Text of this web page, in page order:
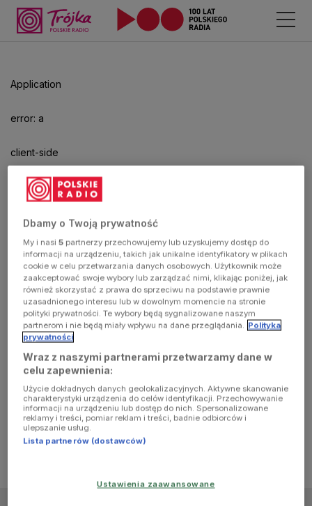
Application
error: a
client-side
exception
has
occurred
(see the
browser
console for
more
information)
Dbamy o Twoją prywatność
My i nasi5 partnerzy przechowujemy lub uzyskujemy dostęp do
informacji na urządzeniu, takich jak unikalne identyfikatory w plikach
cookie w celu przetwarzania danych osobowych. Użytkownik może
zaakceptować swoje wybory lub zarządzać nimi, klikając poniżej, jak
również skorzystać z prawa do sprzeciwu na podstawie prawnie
uzasadnionego interesu lub w dowolnym momencie na stronie
polityki prywatności. Te wybory będą sygnalizowane naszym
partnerom i nie będą miały wpływu na dane przeglądania. Polityka
prywatności
Wraz z naszymi partnerami przetwarzamy dane w
celu zapewnienia:
Użycie dokładnych danych geolokalizacyjnych. Aktywne skanowanie
charakterystyki urządzenia do celów identyfikacji. Przechowywanie
informacji na urządzeniu lub dostęp do nich. Spersonalizowane
reklamy i treści, pomiar reklam i treści, badnie odbiorców i
ulepszanie usług.
Lista partnerów (dostawców)
Ustawienia zaawansowane